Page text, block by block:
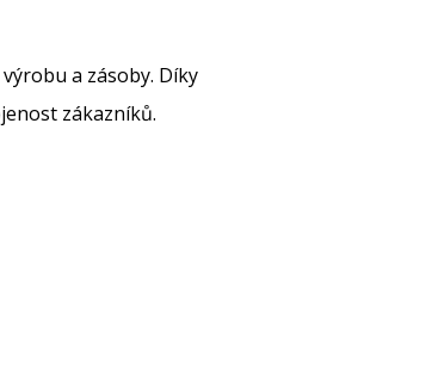
a zásoby. Díky
zákazníků.